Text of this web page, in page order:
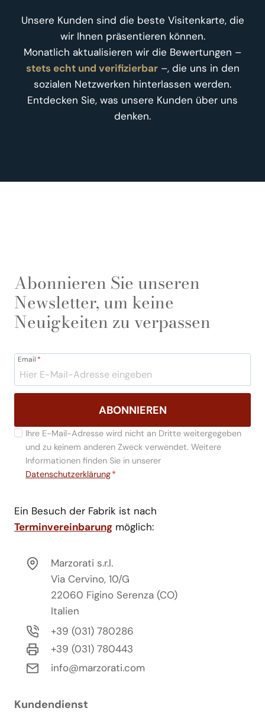
Unsere Kunden sind die beste Visitenkarte, die
wir Ihnen präsentieren können.
Monatlich aktualisieren wir die Bewertungen –
stets echt und verifizierbar–, die uns in den
sozialen Netzwerken hinterlassen werden.
Entdecken Sie, was unsere Kunden über uns
denken.
Abonnieren Sie unseren
Newsletter, um keine
Neuigkeiten zu verpassen
Email *
ABONNIEREN
Ihre E-Mail-Adresse wird nicht an Dritte weitergegeben
und zu keinem anderen Zweck verwendet. Weitere
Informationen finden Sie in unserer
Datenschutzerklärung*
Ein Besuch der Fabrik ist nach
Terminvereinbarung möglich:
Marzorati s.r.l.
Via Cervino, 10/G
22060 Figino Serenza (CO)
Italien
+39 (031) 780286
+39 (031) 780443
info@marzorati.com
Kundendienst